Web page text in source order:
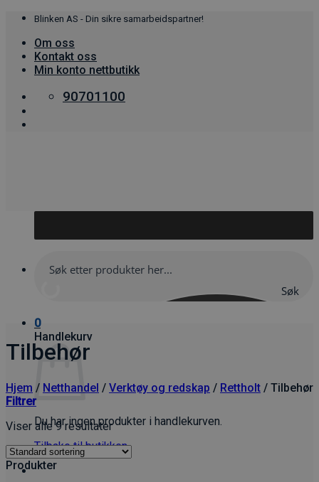
Skip
content
Blinken AS - Din sikre samarbeidspartner!
Om oss
Kontakt oss
Min konto nettbutikk
90701100
0
Handlekurv
Du har ingen produkter i handlekurven.
Tilbake til butikken
Søk
Tilbehør
Hjem / Netthandel / Verktøy og redskap / Rettholt / Tilbehør
Filtrer
Viser alle 9 resultater
Produkter